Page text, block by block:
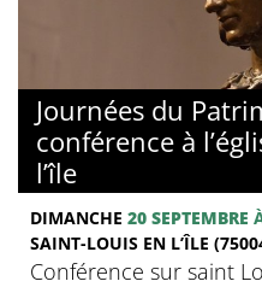
Journées du
conférence à
l’île
DIMANCHE 20 SEPTEMBRE
SAINT-LOUIS EN L’ÎLE
Conférence sur saint